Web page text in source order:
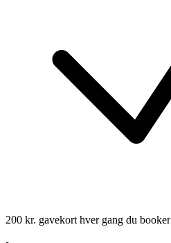
200 kr. gavekort hver gang du booker